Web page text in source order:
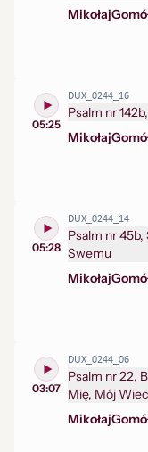
Mikołaj
05:25
DUX_0244_16
Psalm nr
Mikołaj
05:28
DUX_0244_14
Psalm nr
Swemu
Mikołaj
03:07
DUX_0244_06
Psalm nr 22,
Mię, Mój
Mikołaj